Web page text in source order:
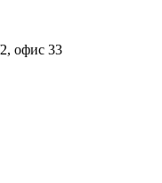
офис 33